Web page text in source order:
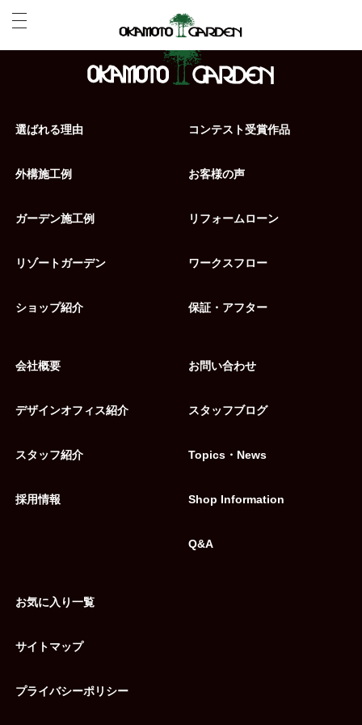
選ばれる理由
外構施工例
ガーデン施工例
リゾートガーデン
ショップ紹介
コンテスト受賞作品
お客様の声
リフォームローン
ワークスフロー
保証・アフター
会社概要
デザインオフィス紹介
スタッフ紹介
採用情報
お問い合わせ
スタッフブログ
Topics・News
Shop Information
Q&A
お気に入り一覧
サイトマップ
プライバシーポリシー